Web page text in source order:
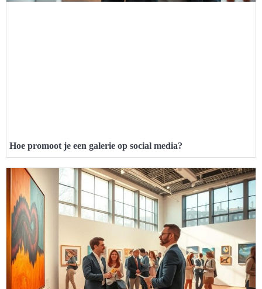
Hoe promoot je een galerie op social media?